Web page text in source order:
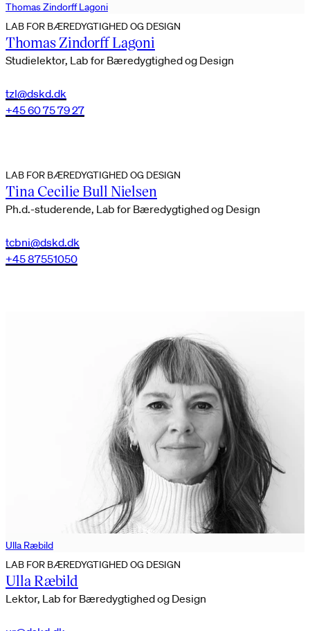
Thomas Zindorff Lagoni
LAB FOR BÆREDYGTIGHED OG DESIGN
Thomas Zindorff Lagoni
Studielektor, Lab for Bæredygtighed og Design
tzl@dskd.dk
+45 60 75 79 27
LAB FOR BÆREDYGTIGHED OG DESIGN
Tina Cecilie Bull Nielsen
Ph.d.-studerende, Lab for Bæredygtighed og Design
tcbni@dskd.dk
+45 87551050
Ulla Ræbild
LAB FOR BÆREDYGTIGHED OG DESIGN
Ulla Ræbild
Lektor, Lab for Bæredygtighed og Design